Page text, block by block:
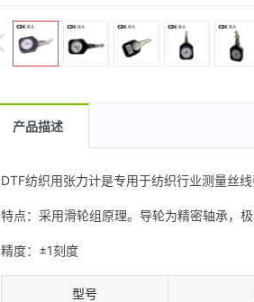
产品描述
DTF纺织用张力计是专用于纺织行业测量丝
特点：采用滑轮组原理。导轮为精密轴承，
精度：±1刻度
型号